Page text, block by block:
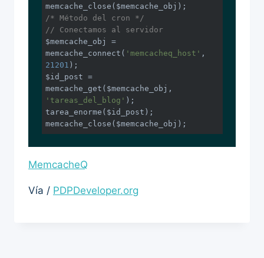
/* Método del cron */
// Conectamos al servidor
$memcache_obj =
memcache_connect( 'memcacheq_host'
21201 );
$id_post =
'tareas_del_blog' );
tarea_enorme($id_post);
memcache_close($memcache_obj);
MemcacheQ
Vía / PDPDeveloper.org